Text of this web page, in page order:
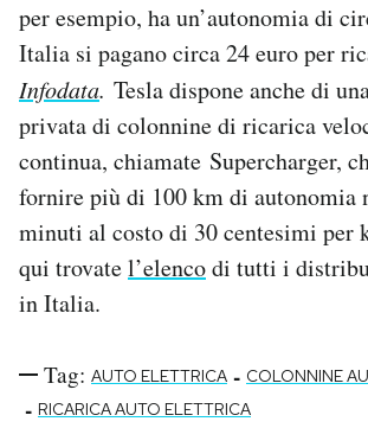
per esempio, ha un’autonomia di
Italia si pagano circa 24 euro per
Infodata. Tesla dispone anche di
privata di colonnine di ricarica
continua, chiamate Supercharger,
fornire più di 100 km di autonomia
minuti al costo di 30 centesimi per
qui trovatel’elencodi tutti i
in Italia.
Tag: AUTO ELETTRICA - COLONNINE
- RICARICA AUTO ELETTRICA